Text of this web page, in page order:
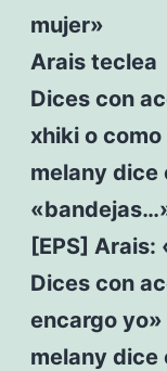
mujer»
Arais teclea
Dices con
xhiki o
melany dice
[EPS] Arais:
Dices con
encargo yo»
melany dice